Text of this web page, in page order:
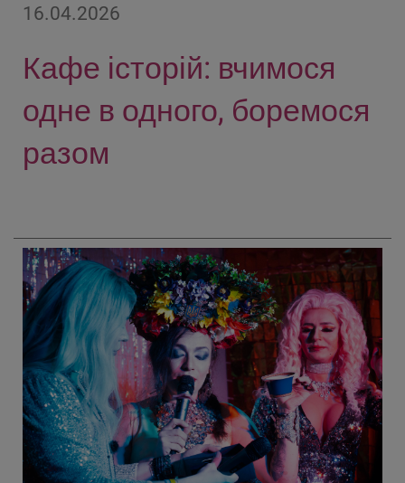
16.04.2026
Кафе історій: вчимося
одне в одного, боремося
разом